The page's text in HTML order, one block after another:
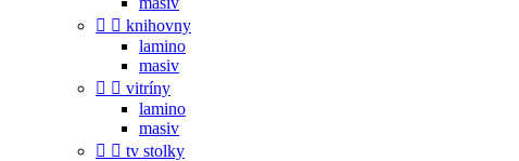
  knihovny
lamino
masiv
  vitríny
lamino
masiv
  tv stolky